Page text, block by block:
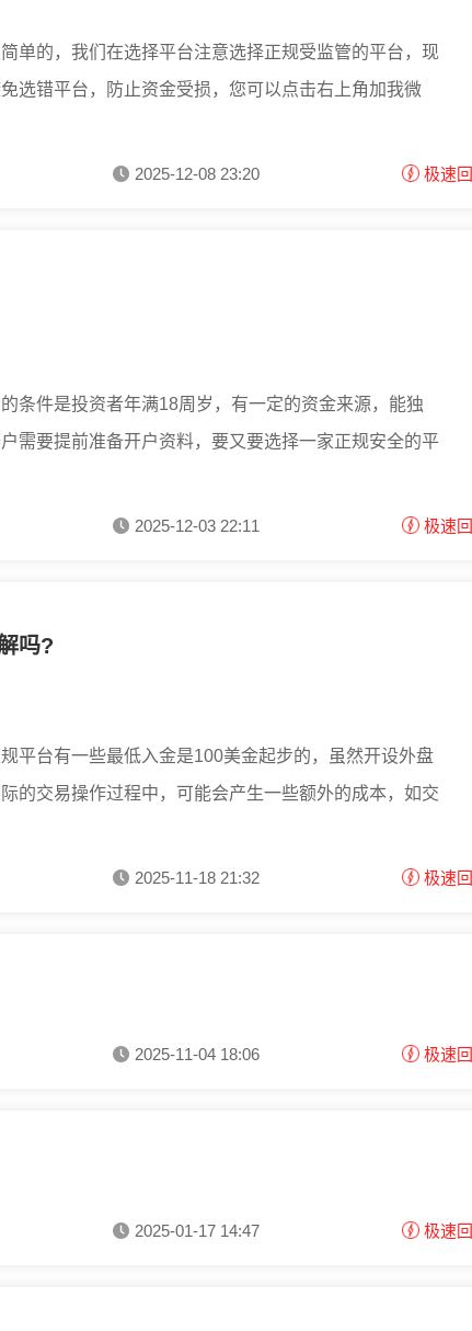
单的，我们在选择平台注意选择正规受监管的平台，现
选错平台，防止资金受损，您可以点击右上角加我微
2025-12-08 23:20 极速
条件是投资者年满18周岁，有一定的资金来源，能独
需要提前准备开户资料，要又要选择一家正规安全的平
2025-12-03 22:11 极速
吗?
平台有一些最低入金是100美金起步的，虽然开设外盘
的交易操作过程中，可能会产生一些额外的成本，如交
2025-11-18 21:32 极速
2025-11-04 18:06 极速
2025-01-17 14:47 极速